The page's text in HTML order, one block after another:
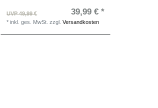
UVP 49,99 € 39,99 € *
*inkl. ges. MwSt. zzgl.Versandkosten